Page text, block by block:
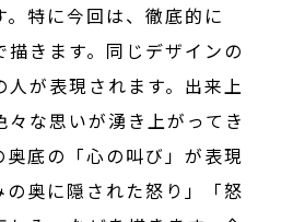
。特に今回は、徹底的に
描きます。同じデザインの
が表現されます。出来上
な思いが湧き上がってき
奥底の「心の叫び」が表現
の奥に隠された怒り」「怒